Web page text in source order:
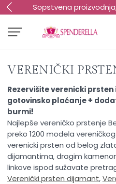
Sopstvena
VERENIČKI
Rezervišite verenicki
gotovinsko plaćanje +
burmi!
Najlepše vereničko prstenje
preko 1200 modela
verenicki prsten od belog
dijamantima, dragim
linkove ispod sužavate
Verenički prsten dijamant,